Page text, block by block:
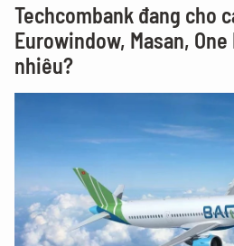
Techcombank đang cho
Eurowindow, Masan,
nhiêu?